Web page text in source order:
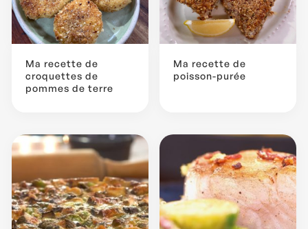
Ma recette de
croquettes de
pommes de terre
Ma recette de
poisson-purée